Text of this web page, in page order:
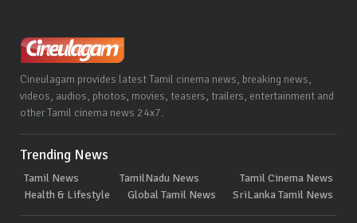
Cineulagam provides latest Tamil cinema news, breaking news,
videos, audios, photos, movies, teasers, trailers, entertainment and
other Tamil cinema news 24x7.
Trending News
Tamil News TamilNadu News
Tamil Cinema News
Health & Lifestyle
Global Tamil News SriLanka Tamil News